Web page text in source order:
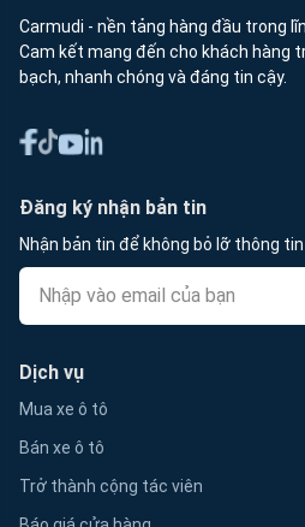
Carmudi - nền tảng hàng đầu trong
Cam kết mang đến cho khách hàng
bạch, nhanh chóng và đáng tin cậy.
Đăng ký nhận bản tin
Nhận bản tin để không bỏ lỡ thông
Dịch vụ
Mua xe ô tô
Bán xe ô tô
Trở thành cộng tác viên